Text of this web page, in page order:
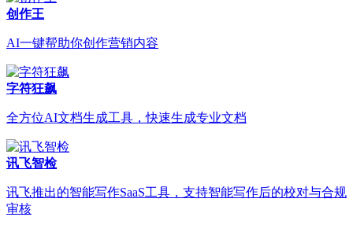
创作王
AI一键帮助你创作营销内容
字符狂飙
全方位AI文档生成工具，快速生成专业文档
讯飞智检
讯飞推出的智能写作SaaS工具，支持智能写作后的校对与合规
审核